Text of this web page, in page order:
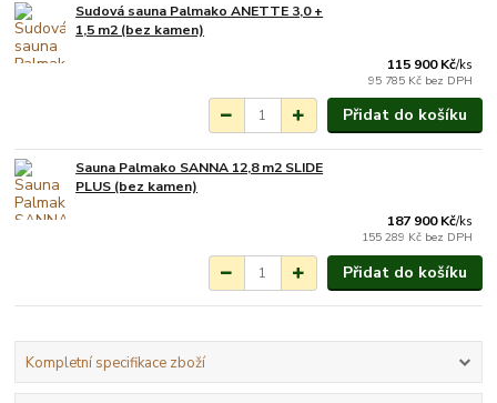
Sudová sauna Palmako ANETTE 3,0 +
1,5 m2 (bez kamen)
115 900 Kč/ks
95 785 Kč bez DPH
Přidat do košíku
Sauna Palmako SANNA 12,8 m2 SLIDE
PLUS (bez kamen)
187 900 Kč/ks
155 289 Kč bez DPH
Přidat do košíku
Kompletní specifikace zboží